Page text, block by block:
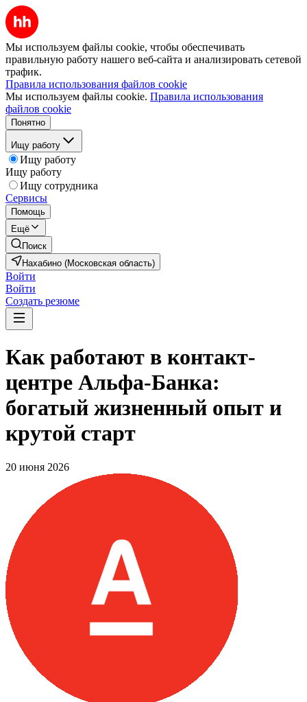
Мы используем файлы cookie, чтобы обеспечивать
правильную работу нашего веб-сайта и анализировать сетевой
трафик.
Правила использования файлов cookie
Мы используем файлы cookie. Правила использования
файлов cookie
Понятно
Ищу работу
Ищу работу
Ищу работу
Ищу сотрудника
Сервисы
Помощь
Ещё
Поиск
Нахабино (Московская область)
Войти
Войти
Создать резюме
Как работают в контакт-
центре Альфа-Банка:
богатый жизненный опыт и
крутой старт
20 июня 2026